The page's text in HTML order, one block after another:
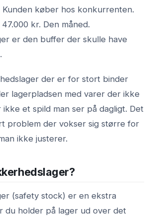
Kunden køber hos konkurrenten.
kr. Den måned.
er den buffer der skulle have
der er for stort binder
lagerpladsen med varer der ikke
et spild man ser på dagligt. Det
problem der vokser sig større for
ikke justerer.
(safety stock) er en ekstra
du holder på lager ud over det